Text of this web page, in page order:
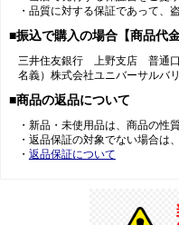
・品質に対する保証であって、
■振込で購入の場合【商品代金
三井住友銀行 上野支店 普通
名義）株式会社ユニバーサルバ
■商品の返品について
・新品・未使用品は、商品の性
・返品保証の対象でない場合は
・ 返品保証について